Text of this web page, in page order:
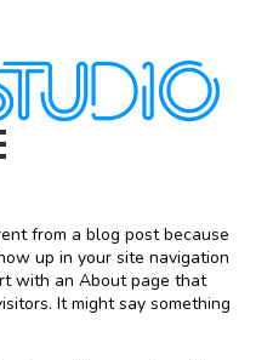
from a blog post because
up in your site navigation
with an About page that
It might say something